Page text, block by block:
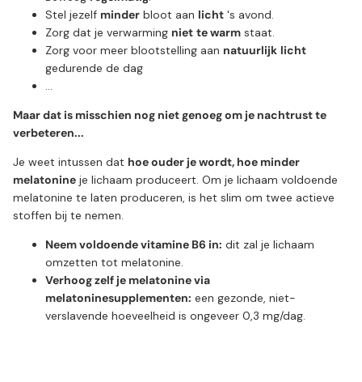
Stel jezelf minder bloot aan licht 's avond.
Zorg dat je verwarming niet te warm staat.
Zorg voor meer blootstelling aan natuurlijk licht
gedurende de dag
...
Maar dat is misschien nog niet genoeg om je nachtrust te
verbeteren...
Je weet intussen dat hoe ouder je wordt, hoe minder
melatonine je lichaam produceert. Om je lichaam voldoende
melatonine te laten produceren, is het slim om twee actieve
stoffen bij te nemen.
Neem voldoende vitamine B6 in: dit zal je lichaam
omzetten tot melatonine.
Verhoog zelf je melatonine via
melatoninesupplementen: een gezonde, niet-
verslavende hoeveelheid is ongeveer 0,3 mg/dag.